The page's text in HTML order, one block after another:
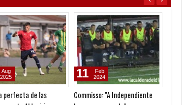
perfecta de las
Aug
2025
Commisso: "A Independiente
11
Feb
2024
Se